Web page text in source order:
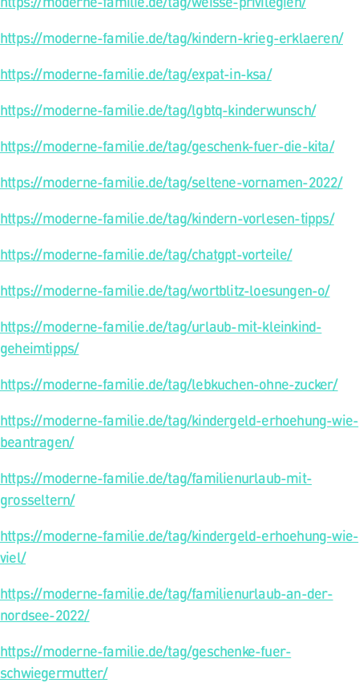
https://moderne-familie.de/tag/kindern-krieg-erklaeren/
https://moderne-familie.de/tag/expat-in-ksa/
https://moderne-familie.de/tag/lgbtq-kinderwunsch/
https://moderne-familie.de/tag/geschenk-fuer-die-kita/
https://moderne-familie.de/tag/seltene-vornamen-2022/
https://moderne-familie.de/tag/kindern-vorlesen-tipps/
https://moderne-familie.de/tag/chatgpt-vorteile/
https://moderne-familie.de/tag/wortblitz-loesungen-o/
https://moderne-familie.de/tag/urlaub-mit-kleinkind-
geheimtipps/
https://moderne-familie.de/tag/lebkuchen-ohne-zucker/
https://moderne-familie.de/tag/kindergeld-erhoehung-wie-
beantragen/
https://moderne-familie.de/tag/familienurlaub-mit-
grosseltern/
https://moderne-familie.de/tag/kindergeld-erhoehung-wie-
viel/
https://moderne-familie.de/tag/familienurlaub-an-der-
nordsee-2022/
https://moderne-familie.de/tag/geschenke-fuer-
schwiegermutter/